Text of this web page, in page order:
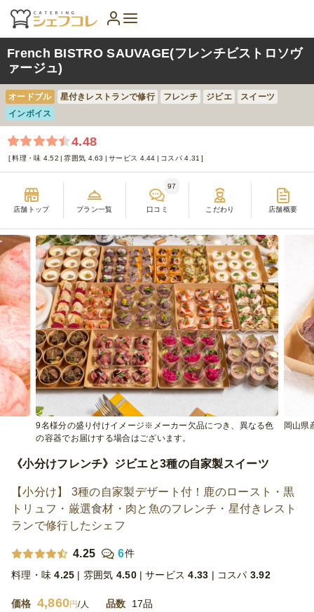
French BISTRO SAUVAGE(フレンチビストロソヴ
ァージュ)
オードブル 星付きレストランで修行 フレンチ ジビエ
スイーツ
インボイス
4.48
料理・味 4.52 雰囲気 4.63 サービス 4.44 コスパ 4.31
店舗トップ プラン一覧 口コミ
97
こだわり 店舗概要
9名様分の盛り付けイメージ※メーカー欠品につき、異なる色
の容器でお届けする場合はございます。
岡山県
《小分けフレンチ》ジビエと3種の自家製スイーツ
【小分け】 3種の自家製デザート付！鹿のロースト・黒
トリュフ・厳選食材・肉と魚のフレンチ・星付きレスト
ランで修行したシェフ
4.25 6件
料理・味 4.25 雰囲気 4.50 サービス 4.33 コスパ 3.92
価格 4,860円/人 品数 17品